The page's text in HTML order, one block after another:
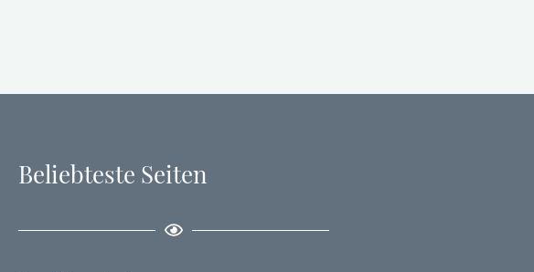
Beliebteste Seiten